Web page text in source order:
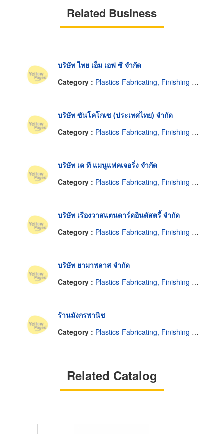
Related Business
บริษัท ไทย เอ็ม เอฟ ซี จำกัด
Category : Plastics-Fabricating, Finishing & Decorating
บริษัท ซันโคโกเซ (ประเทศไทย) จำกัด
Category : Plastics-Fabricating, Finishing & Decorating
บริษัท เค ที แมนูแฟคเจอริ่ง จำกัด
Category : Plastics-Fabricating, Finishing & Decorating
บริษัท เรืองวาสแตนดาร์ดอินดัสตรี้ จำกัด
Category : Plastics-Fabricating, Finishing & Decorating
บริษัท ยามาพลาส จำกัด
Category : Plastics-Fabricating, Finishing & Decorating
ร้านมังกรพานิช
Category : Plastics-Fabricating, Finishing & Decorating
Related Catalog